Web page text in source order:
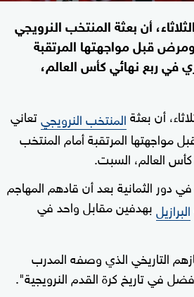
أن بعثة المنتخب النرويجي
قبل مواجهتها المرتقبة
في ربع نهائي كأس العالم،
أن بعثةالمنتخب النرويجيتعاني
مواجهتها المرتقبة أمام المنتخب
العالم، السبت.
دور الثمانية بعد أن قادهم المهاجم
البرازيلبهدفين مقابل واحد في
التاريخي الذي وصفه المدرب
في تاريخ كرة القدم النرويجية".